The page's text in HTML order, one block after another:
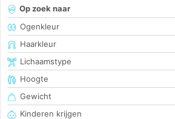
Op zoek naar
Ogenkleur
Haarkleur
Lichaamstype
Hoogte
Gewicht
Kinderen krijgen